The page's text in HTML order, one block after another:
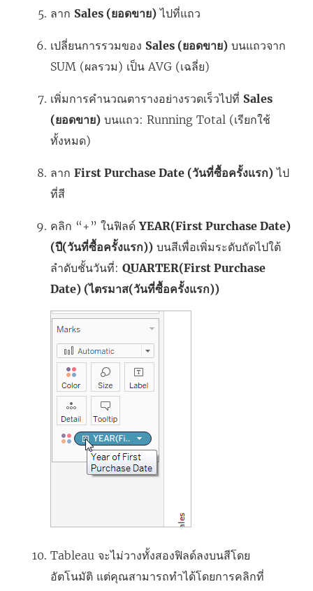
ลาก Sales (ยอดขาย) ไปที่แถว
เปลี่ยนการรวมของ Sales (ยอดขาย) บนแถวจาก
SUM (ผลรวม) เป็น AVG (เฉลี่ย)
เพิ่มการคำนวณตารางอย่างรวดเร็วไปที่ Sales
(ยอดขาย) บนแถว: Running Total (เรียกใช้
ทั้งหมด)
ลาก First Purchase Date (วันที่ซื้อครั้งแรก) ไป
ที่สี
คลิก “+” ในฟิลด์YEAR(First Purchase Date)
(ปี(วันที่ซื้อครั้งแรก)) บนสีเพื่อเพิ่มระดับถัดไปใต้
ลำดับชั้นวันที่: QUARTER(First Purchase
Date) (ไตรมาส(วันที่ซื้อครั้งแรก))
Tableau จะไม่วางทั้งสองฟิลด์ลงบนสีโดย
อัตโนมัติ แต่คุณสามารถทำได้โดยการคลิกที่